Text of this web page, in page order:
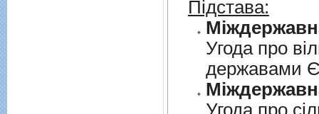
Підстава:
Угода про
державами